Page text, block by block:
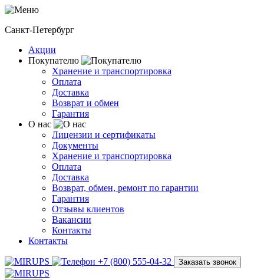
Санкт-Петербург
Акции
Покупателю
Хранение и транспортировка
Оплата
Доставка
Возврат и обмен
Гарантия
О нас
Лицензии и сертификаты
Документы
Хранение и транспортировка
Оплата
Доставка
Возврат, обмен, ремонт по гарантии
Гарантия
Отзывы клиентов
Вакансии
Контакты
Контакты
+7 (800) 555-04-32 Заказать звонок